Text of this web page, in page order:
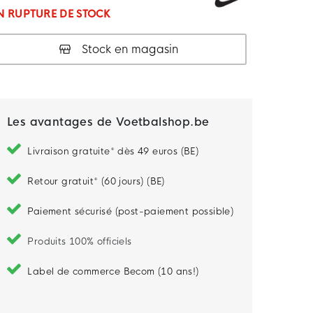
RUPTURE DE STOCK
Stock en magasin
Les avantages de Voetbalshop.be
Livraison gratuite* dès 49 euros (BE)
Retour gratuit* (60 jours) (BE)
Paiement sécurisé (post-paiement possible)
Produits 100% officiels
Label de commerce Becom (10 ans!)